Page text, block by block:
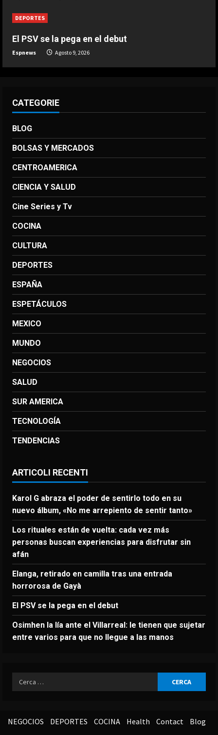
5 Agosto 9, 2026
DEPORTES
El PSV se la pega en el debut
Espnews Agosto 9, 2026
CATEGORIE
BLOG
BOLSAS Y MERCADOS
CENTROAMERICA
CIENCIA Y SALUD
Cine Series y Tv
COCINA
CULTURA
DEPORTES
ESPAÑA
ESPETÁCULOS
MEXICO
MUNDO
NEGOCIOS
SALUD
SUR AMERICA
TECNOLOGÍA
TENDENCIAS
ARTICOLI RECENTI
Karol G abraza el poder de sentirlo todo en su
nuevo álbum, «No me arrepiento de sentir tanto»
Los rituales están de vuelta: cada vez más
personas buscan experiencias para disfrutar sin
afán
Elanga, retirado en camilla tras una entrada
horrorosa de Gayà
El PSV se la pega en el debut
Osimhen la lía ante el Villarreal: le tienen que sujetar
entre varios para que no llegue a las manos
Ricerca
per:
NEGOCIOS DEPORTES COCINA Health Contact Blog